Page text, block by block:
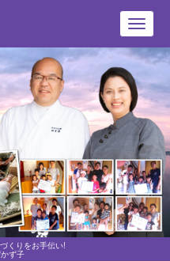
くりをお手伝い!
ず子